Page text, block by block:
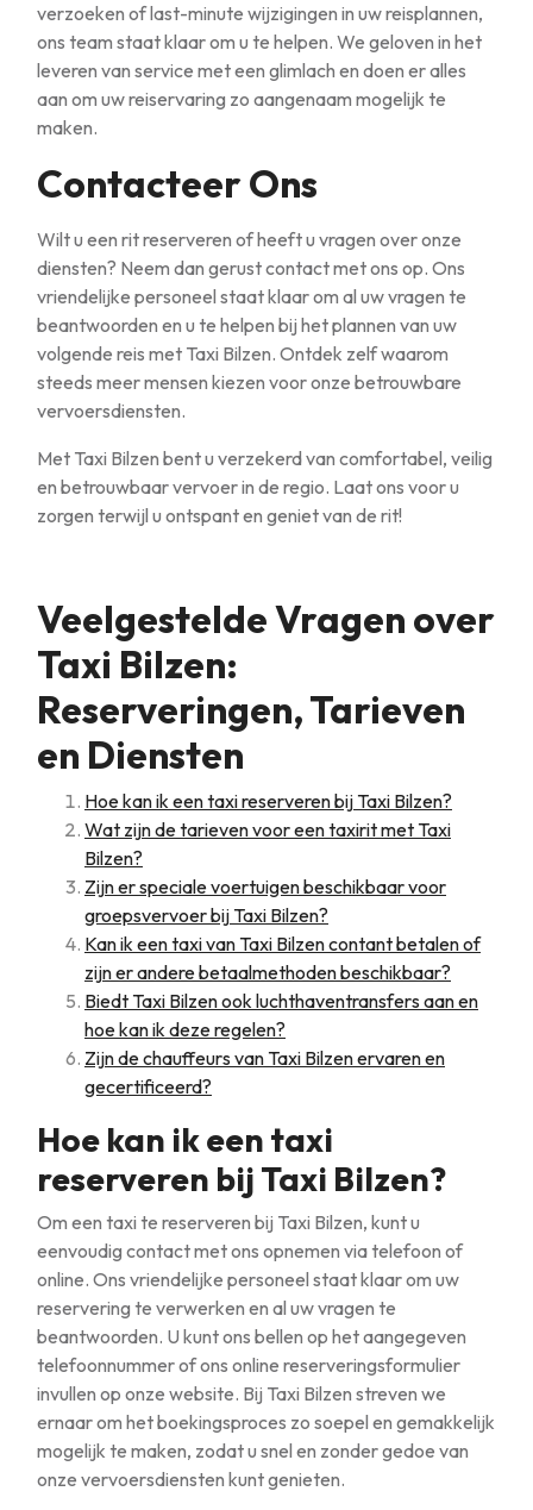
verzoeken of last-minute wijzigingen in uw reisplannen,
ons team staat klaar om u te helpen. We geloven in het
leveren van service met een glimlach en doen er alles
aan om uw reiservaring zo aangenaam mogelijk te
maken.
Contacteer Ons
Wilt u een rit reserveren of heeft u vragen over onze
diensten? Neem dan gerust contact met ons op. Ons
vriendelijke personeel staat klaar om al uw vragen te
beantwoorden en u te helpen bij het plannen van uw
volgende reis met Taxi Bilzen. Ontdek zelf waarom
steeds meer mensen kiezen voor onze betrouwbare
vervoersdiensten.
Met Taxi Bilzen bent u verzekerd van comfortabel, veilig
en betrouwbaar vervoer in de regio. Laat ons voor u
zorgen terwijl u ontspant en geniet van de rit!
Veelgestelde Vragen over
Taxi Bilzen:
Reserveringen, Tarieven
en Diensten
Hoe kan ik een taxi reserveren bij Taxi Bilzen?
Wat zijn de tarieven voor een taxirit met Taxi
Bilzen?
Zijn er speciale voertuigen beschikbaar voor
groepsvervoer bij Taxi Bilzen?
Kan ik een taxi van Taxi Bilzen contant betalen of
zijn er andere betaalmethoden beschikbaar?
Biedt Taxi Bilzen ook luchthaventransfers aan en
hoe kan ik deze regelen?
Zijn de chauffeurs van Taxi Bilzen ervaren en
gecertificeerd?
Hoe kan ik een taxi
reserveren bij Taxi Bilzen?
Om een taxi te reserveren bij Taxi Bilzen, kunt u
eenvoudig contact met ons opnemen via telefoon of
online. Ons vriendelijke personeel staat klaar om uw
reservering te verwerken en al uw vragen te
beantwoorden. U kunt ons bellen op het aangegeven
telefoonnummer of ons online reserveringsformulier
invullen op onze website. Bij Taxi Bilzen streven we
ernaar om het boekingsproces zo soepel en gemakkelijk
mogelijk te maken, zodat u snel en zonder gedoe van
onze vervoersdiensten kunt genieten.